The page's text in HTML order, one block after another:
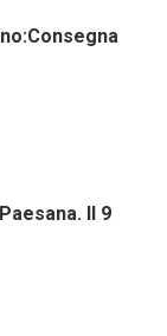
Il 9